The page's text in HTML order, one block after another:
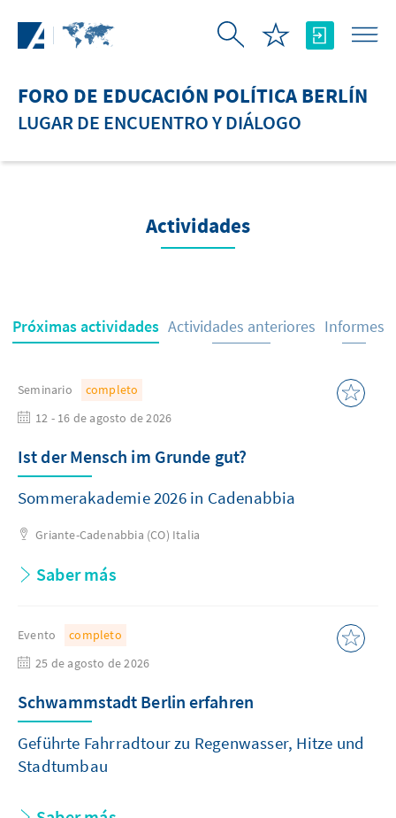
FORO DE EDUCACIÓN POLÍTICA BERLÍN
LUGAR DE ENCUENTRO Y DIÁLOGO
Actividades
Próximas actividades Actividades anteriores Informes
Seminario
completo
12 - 16 de agosto de 2026
Ist der Mensch im Grunde gut?
Sommerakademie 2026 in Cadenabbia
Griante-Cadenabbia (CO) Italia
Saber más
Evento
completo
25 de agosto de 2026
Schwammstadt Berlin erfahren
Geführte Fahrradtour zu Regenwasser, Hitze und
Stadtumbau